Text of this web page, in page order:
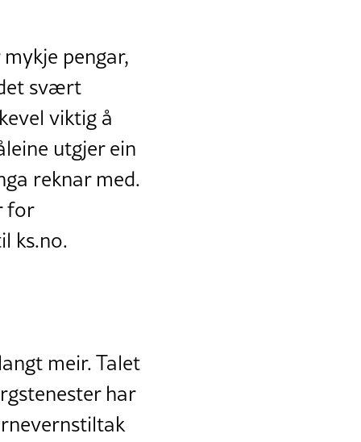
pengar,
svært
viktig å
utgjer ein
reknar med.
for
ks.no.
meir. Talet
har